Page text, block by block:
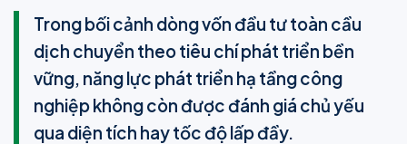
Trong bối cảnh dòng vốn đầu tư toàn cầu
dịch chuyển theo tiêu chí phát triển bền
vững, năng lực phát triển hạ tầng công
nghiệp không còn được đánh giá chủ yếu
qua diện tích hay tốc độ lấp đầy.